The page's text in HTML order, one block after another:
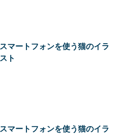
スマートフォンを使う猫のイラ
スト
スマートフォンを使う猫のイラ